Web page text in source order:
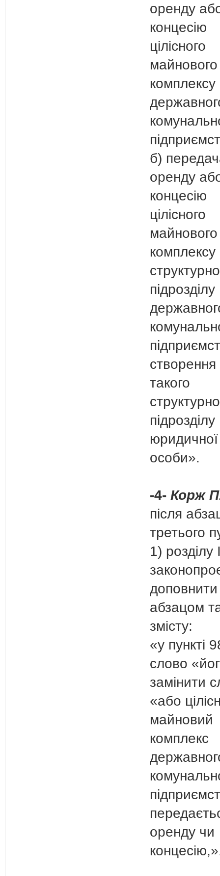
оренду
концесію
цілісного
майнового
комплексу
б)
оренду
концесію
цілісного
майнового
комплексу
підрозділу
створення
такого
підрозділу
юридичної
особи».
-4- Корж
після
третього
1) розділу
доповнити
абзацом
змісту:
«у пункті
слово
замінити
«або
майновий
комплекс
оренду чи